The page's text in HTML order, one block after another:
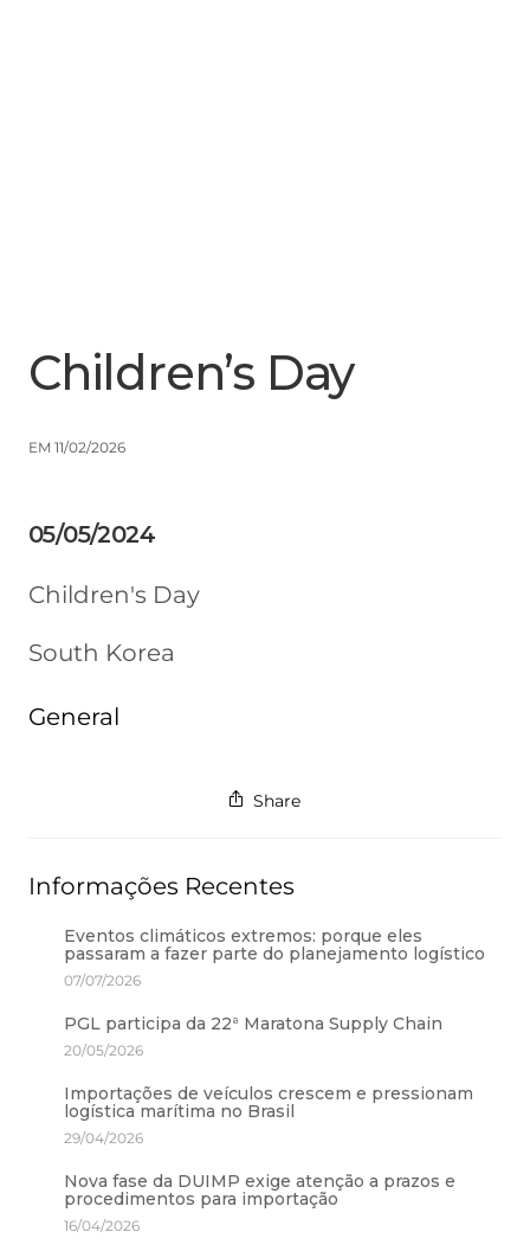
Children’s Day
EM 11/02/2026
05/05/2024
Children's Day
South Korea
General
Share
Informações Recentes
Eventos climáticos extremos: porque eles
passaram a fazer parte do planejamento logístico
07/07/2026
PGL participa da 22ª Maratona Supply Chain
20/05/2026
Importações de veículos crescem e pressionam
logística marítima no Brasil
29/04/2026
Nova fase da DUIMP exige atenção a prazos e
procedimentos para importação
16/04/2026